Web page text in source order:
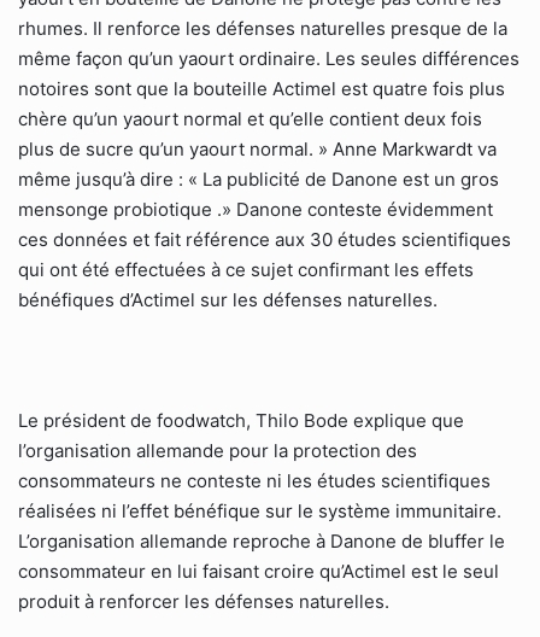
rhumes. Il renforce les défenses naturelles presque de la
même façon qu’un yaourt ordinaire. Les seules différences
notoires sont que la bouteille Actimel est quatre fois plus
chère qu’un yaourt normal et qu’elle contient deux fois
plus de sucre qu’un yaourt normal. » Anne Markwardt va
même jusqu’à dire : « La publicité de Danone est un gros
mensonge probiotique .» Danone conteste évidemment
ces données et fait référence aux 30 études scientifiques
qui ont été effectuées à ce sujet confirmant les effets
bénéfiques d’Actimel sur les défenses naturelles.
Le président de foodwatch, Thilo Bode explique que
l’organisation allemande pour la protection des
consommateurs ne conteste ni les études scientifiques
réalisées ni l’effet bénéfique sur le système immunitaire.
L’organisation allemande reproche à Danone de bluffer le
consommateur en lui faisant croire qu’Actimel est le seul
produit à renforcer les défenses naturelles.